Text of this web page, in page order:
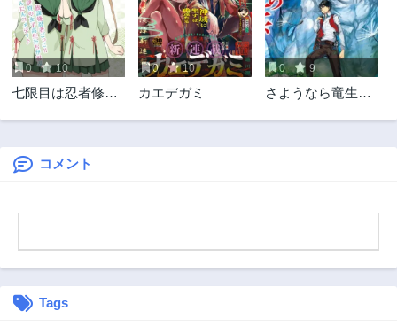
0 10
七限目は忍者修行
0 10
カエデガミ
0 9
さようなら竜生、
コメント
Tags